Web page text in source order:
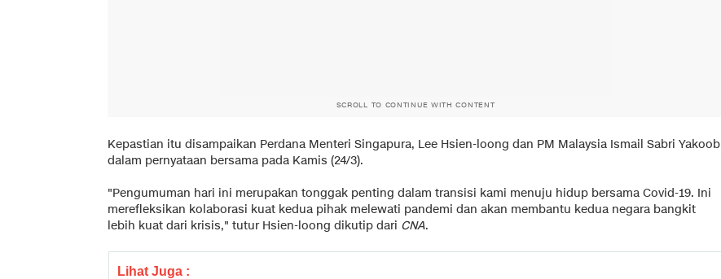
SCROLL TO CONTINUE WITH CONTENT
Kepastian itu disampaikan Perdana Menteri Singapura, Lee Hsien-loong dan PM Malaysia Ismail Sabri Yakoob
dalam pernyataan bersama pada Kamis (24/3).
"Pengumuman hari ini merupakan tonggak penting dalam transisi kami menuju hidup bersama Covid-19. Ini
merefleksikan kolaborasi kuat kedua pihak melewati pandemi dan akan membantu kedua negara bangkit
lebih kuat dari krisis," tutur Hsien-loong dikutip dari CNA.
Lihat Juga :